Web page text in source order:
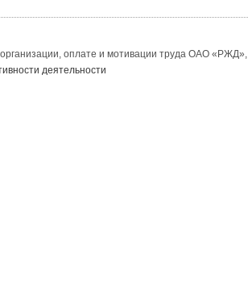
оплате и мотивации труда ОАО «РЖД»,
деятельности